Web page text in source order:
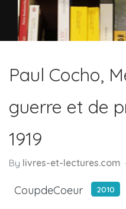
Paul Cocho,
guerre et de
1919
By livres-et-lectures.com
CoupdeCoeur 2010